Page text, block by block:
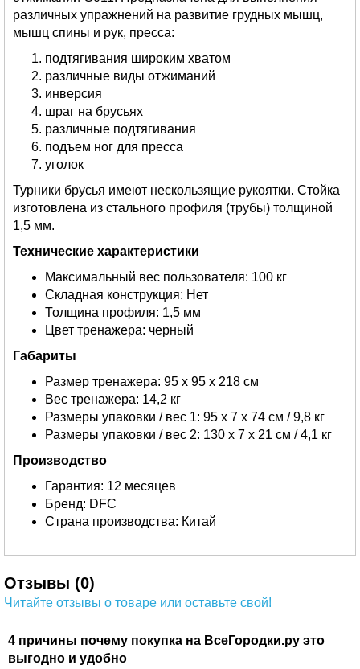
различных упражнений на развитие грудных мышц,
мышц спины и рук, пресса:
подтягивания широким хватом
различные виды отжиманий
инверсия
шраг на брусьях
различные подтягивания
подъем ног для пресса
уголок
Турники брусья имеют нескользящие рукоятки. Стойка
изготовлена из стального профиля (трубы) толщиной
1,5 мм.
Технические характеристики
Максимальный вес пользователя: 100 кг
Складная конструкция: Нет
Толщина профиля: 1,5 мм
Цвет тренажера: черный
Габариты
Размер тренажера: 95 х 95 х 218 см
Вес тренажера: 14,2 кг
Размеры упаковки / вес 1: 95 х 7 х 74 см / 9,8 кг
Размеры упаковки / вес 2: 130 х 7 х 21 см / 4,1 кг
Производство
Гарантия: 12 месяцев
Бренд: DFC
Страна производства: Китай
Отзывы (0)
Читайте отзывы о товаре или оставьте свой!
4 причины почему покупка на ВсеГородки.ру это
выгодно и удобно